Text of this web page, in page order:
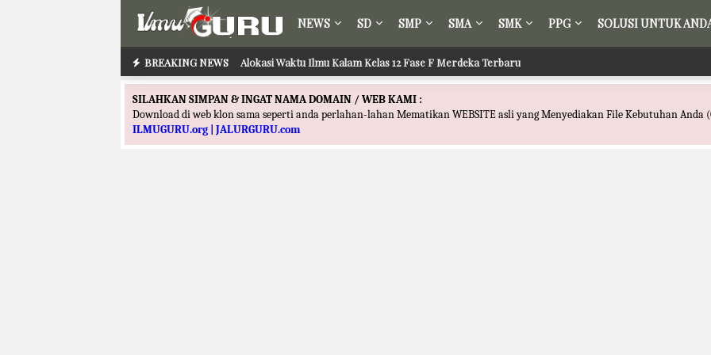
NEWS SD SMP SMA SMK PPG SOLUSI UNTUK
BREAKING NEWS Alokasi Waktu Ilmu Kalam Kelas 12 Fase F Merdeka Terbaru
SILAHKAN SIMPAN & INGAT NAMA DOMAIN / WEB KAMI :
Download di web klon sama seperti anda perlahan-lahan Mematikan WEBSITE asli yang Menyediakan File Kebutuhan Anda
ILMUGURU.org | JALURGURU.com